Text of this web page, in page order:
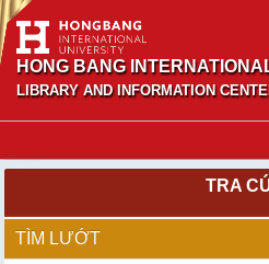
HONG BANG
LIBRARY AND INFORMATION
TRA
TÌM LƯỚT